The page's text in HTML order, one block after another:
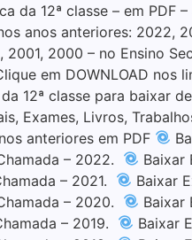
da 12ª classe – em
anos anteriores: 2022,
2000 – no Ensino
em DOWNLOAD nos
12ª classe para baixar
Exames, Livros,
anteriores em PDF
– 2022.
Baixar
– 2021.
Baixar
– 2020.
Baixar
– 2019.
Baixar